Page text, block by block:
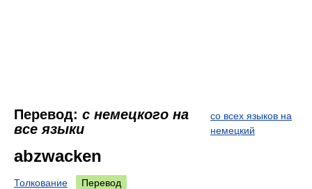
Перевод: с немецкого на
все языки
со всех языков на
немецкий
abzwacken
Толкование Перевод